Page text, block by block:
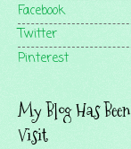
Facebook
Twitter
Pinterest
My Blog Has Been
Visit